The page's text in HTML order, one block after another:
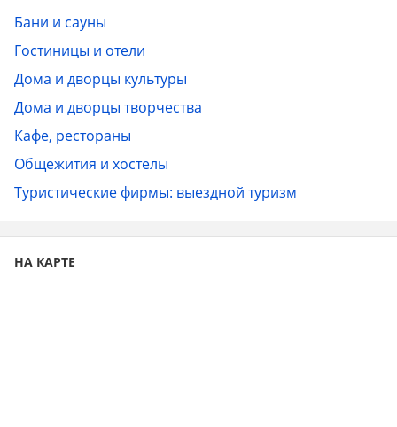
Справка
Справочник
Погода
Валюта
Интерактивные карты
Расписание транспорта
Web-камеры
Общение
Бани и сауны
Гостиницы и отели
Дома и дворцы культуры
Дома и дворцы творчества
Кафе, рестораны
Общежития и хостелы
Туристические фирмы: выездной туризм
НА КАРТЕ